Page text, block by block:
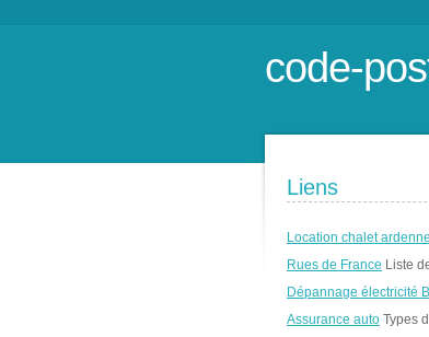
code-
Liens
Location chalet
Rues de France Liste
Dépannage électricité
Assurance auto Types